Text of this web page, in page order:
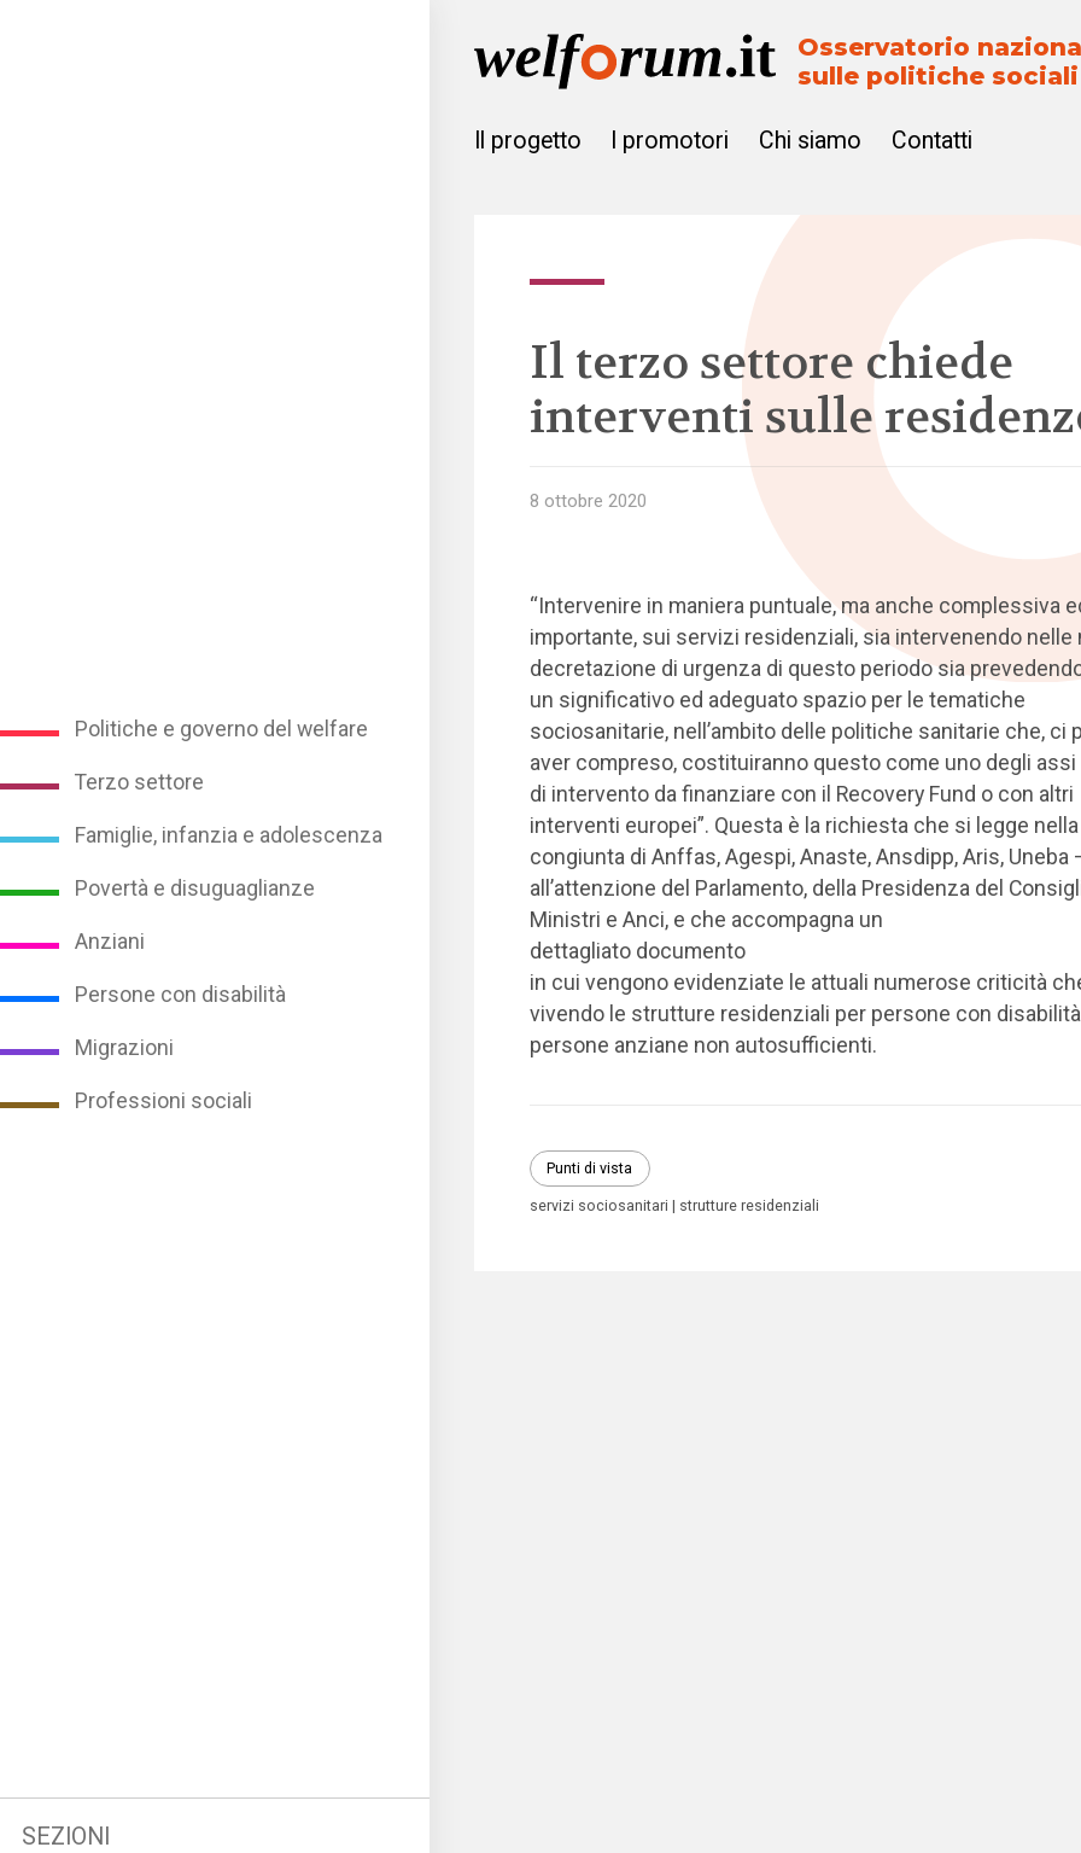
Politiche e governo del welfare
Terzo settore
Famiglie, infanzia e adolescenza
Povertà e disuguaglianze
Anziani
Persone con disabilità
Migrazioni
Professioni sociali
SEZIONI
Osservatorio
sulle politiche sociali
Il progetto I promotori Chi siamo Contatti
Il terzo settore chiede
interventi sulle
8 ottobre 2020
“Intervenire in maniera puntuale, ma anche complessiva
importante, sui servizi residenziali, sia intervenendo nelle
decretazione di urgenza di questo periodo sia
un significativo ed adeguato spazio per le tematiche
sociosanitarie, nell’ambito delle politiche sanitarie che, ci
aver compreso, costituiranno questo come uno degli assi
di intervento da finanziare con il Recovery Fund o con altri
interventi europei”. Questa è la richiesta che si legge
congiunta di Anffas, Agespi, Anaste, Ansdipp, Aris, Uneba
all’attenzione del Parlamento, della Presidenza del
Ministri e Anci, e che accompagna un
dettagliato documento
in cui vengono evidenziate le attuali numerose criticità
vivendo le strutture residenziali per persone con
persone anziane non autosufficienti.
Punti di vista
servizi sociosanitari strutture residenziali